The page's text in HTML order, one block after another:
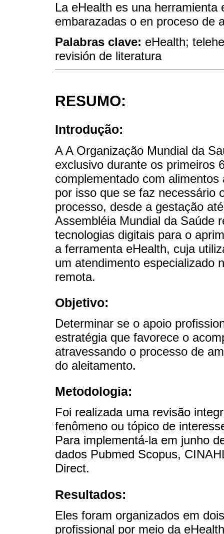
La eHealth es una
embarazadas o en proceso de
Palabras clave: eHealth;
revisión de literatura
RESUMO:
Introdução:
A A Organização Mundial da
exclusivo durante os primeiros
complementado com
por isso que se faz necessário
processo, desde a gestação
Assembléia Mundial da Saúde
tecnologias digitais para o
a ferramenta eHealth, cuja
um atendimento especializado
remota.
Objetivo:
Determinar se o apoio
estratégia que favorece o
atravessando o processo de
do aleitamento.
Metodologia:
Foi realizada uma revisão
fenômeno ou tópico de
Para implementá-la em junho
dados Pubmed Scopus,
Direct.
Resultados:
Eles foram organizados em
profissional por meio da